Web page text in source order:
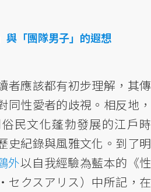
「團隊男子」的遐想
者應該都有初步理解，其傳
同性愛者的歧視。相反地，
民文化蓬勃發展的江戶時
史紀錄與風雅文化。到了明
外以自我經驗為藍本的《性
セクスアリス）中所記，在